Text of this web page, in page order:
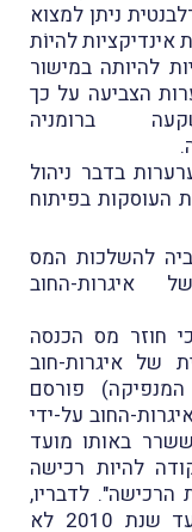
ניתן למצוא
להיוֹת
להיותה במישור
הצביעה על כך
ברומניה
בדבר ניהול
העוסקות בפיתוח
להשלכות המס
איגרות-החוב
חוזר מס הכנסה
של איגרות-חוב
פורסם
החוב על-ידי
באותו מועד
להיות רכישה
לדבריו,
ש
נת 2010 לא